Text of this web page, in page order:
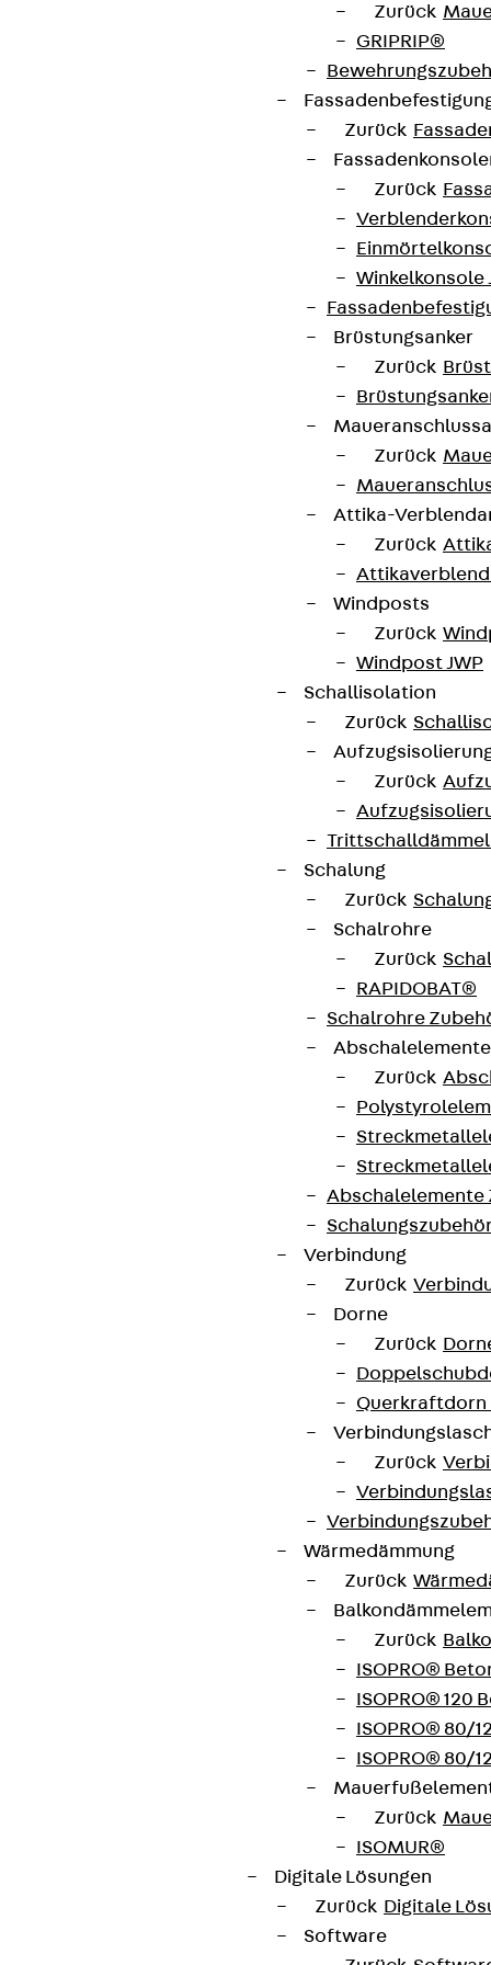
Zurück
GRIPRIP®
Zurück
Zurück
Winkelkonsole
Brüstungsanker
Zurück
Zurück
Attika-
Zurück
Windposts
Zurück
Windpost JWP
Schallisolation
Zurück
Zurück
Schalung
Zurück
Schalrohre
Zurück
RAPIDOBAT®
Schalrohre
Zurück
Abschalelemente
Verbindung
Zurück
Dorne
Zurück
Querkraftdorn
Zurück
Wärmedämmung
Zurück
Zurück
ISOPRO®
ISOPRO® 120
ISOPRO® 80/
ISOPRO® 80/
Zurück
ISOMUR®
Digitale Lösungen
Zurück Digitale
Software
Produktneuheiten, Referenzen und aktuellen
Partner von Anfang bis Zukunft.